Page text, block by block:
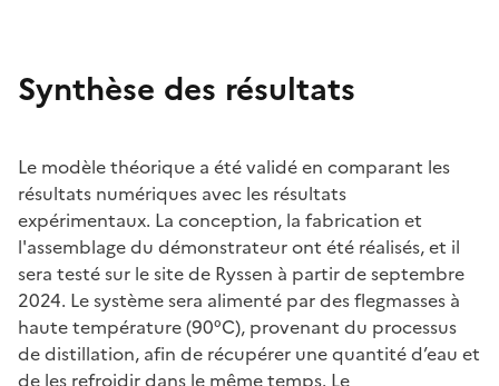
Synthèse des résultats
Le modèle théorique a été validé en comparant les
résultats numériques avec les résultats
expérimentaux. La conception, la fabrication et
l'assemblage du démonstrateur ont été réalisés, et il
sera testé sur le site de Ryssen à partir de septembre
2024. Le système sera alimenté par des flegmasses à
haute température (90°C), provenant du processus
de distillation, afin de récupérer une quantité d’eau et
de les refroidir dans le même temps. Le